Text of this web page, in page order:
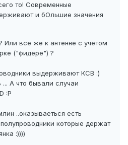
то! Современные
и бОльшие значения
Или все же к антенне с учетом
("фидере") ?
выдерживают КСВ :)
... А что бывали случаи
:P
..оказываеться есть
которые держат
:))))